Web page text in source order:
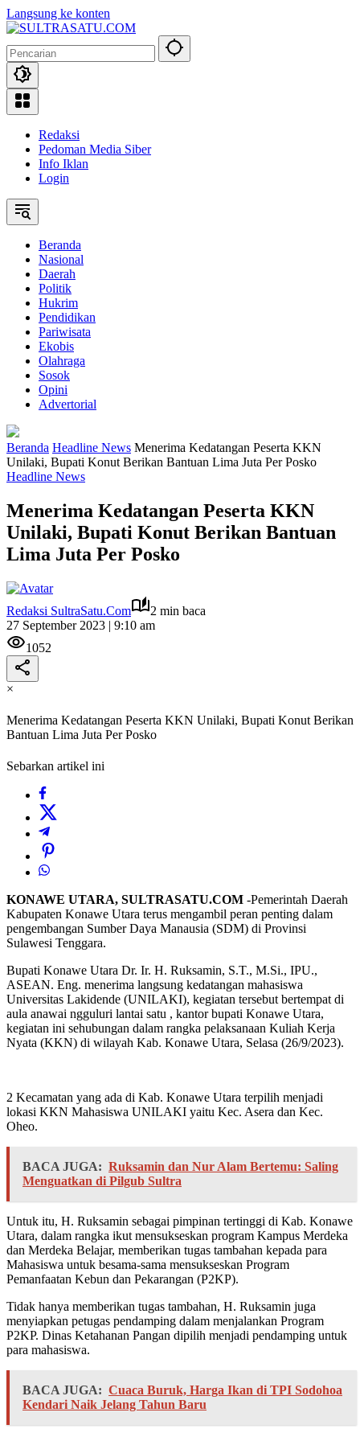
Langsung ke konten
Redaksi
Pedoman Media Siber
Info Iklan
Login
Beranda
Nasional
Daerah
Politik
Hukrim
Pendidikan
Pariwisata
Ekobis
Olahraga
Sosok
Opini
Advertorial
Beranda Headline News Menerima Kedatangan Peserta KKN
Unilaki, Bupati Konut Berikan Bantuan Lima Juta Per Posko
Headline News
Menerima Kedatangan Peserta KKN
Unilaki, Bupati Konut Berikan Bantuan
Lima Juta Per Posko
Redaksi SultraSatu.Com
2 min baca
27 September 2023 | 9:10 am
1052
×
Menerima Kedatangan Peserta KKN Unilaki, Bupati Konut Berikan
Bantuan Lima Juta Per Posko
Sebarkan artikel ini
KONAWE UTARA, SULTRASATU.COM -Pemerintah Daerah
Kabupaten Konawe Utara terus mengambil peran penting dalam
pengembangan Sumber Daya Manausia (SDM) di Provinsi
Sulawesi Tenggara.
Bupati Konawe Utara Dr. Ir. H. Ruksamin, S.T., M.Si., IPU.,
ASEAN. Eng. menerima langsung kedatangan mahasiswa
Universitas Lakidende (UNILAKI), kegiatan tersebut bertempat di
aula anawai ngguluri lantai satu , kantor bupati Konawe Utara,
kegiatan ini sehubungan dalam rangka pelaksanaan Kuliah Kerja
Nyata (KKN) di wilayah Kab. Konawe Utara, Selasa (26/9/2023).
2 Kecamatan yang ada di Kab. Konawe Utara terpilih menjadi
lokasi KKN Mahasiswa UNILAKI yaitu Kec. Asera dan Kec.
Oheo.
BACA JUGA: Ruksamin dan Nur Alam Bertemu: Saling
Menguatkan di Pilgub Sultra
Untuk itu, H. Ruksamin sebagai pimpinan tertinggi di Kab. Konawe
Utara, dalam rangka ikut mensukseskan program Kampus Merdeka
dan Merdeka Belajar, memberikan tugas tambahan kepada para
Mahasiswa untuk besama-sama mensukseskan Program
Pemanfaatan Kebun dan Pekarangan (P2KP).
Tidak hanya memberikan tugas tambahan, H. Ruksamin juga
menyiapkan petugas pendamping dalam menjalankan Program
P2KP. Dinas Ketahanan Pangan dipilih menjadi pendamping untuk
para mahasiswa.
BACA JUGA: Cuaca Buruk, Harga Ikan di TPI Sodohoa
Kendari Naik Jelang Tahun Baru